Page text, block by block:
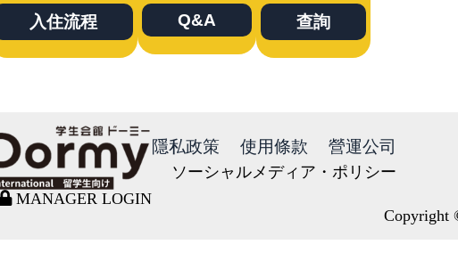
入住流程 Q&A 查詢
MANAGER LOGIN
隱私政策 使用條款 營運公司
ソーシャルメディア・ポリシー
Copyright